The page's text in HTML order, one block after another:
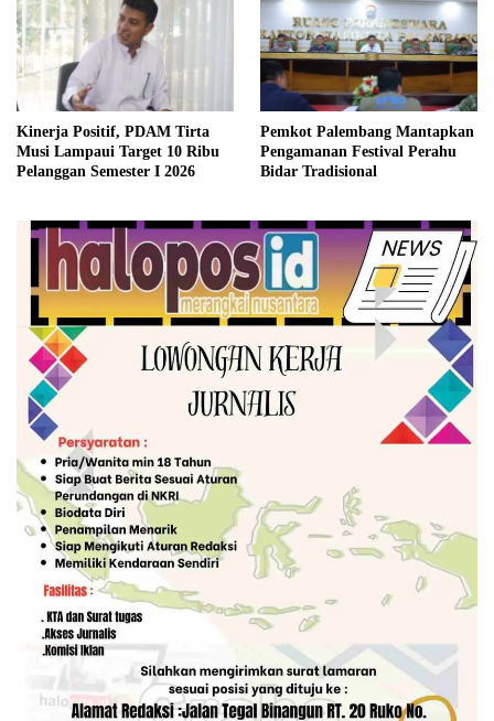
Kinerja Positif, PDAM Tirta
Musi Lampaui Target 10 Ribu
Pelanggan Semester I 2026
Pemkot Palembang Mantapkan
Pengamanan Festival Perahu
Bidar Tradisional